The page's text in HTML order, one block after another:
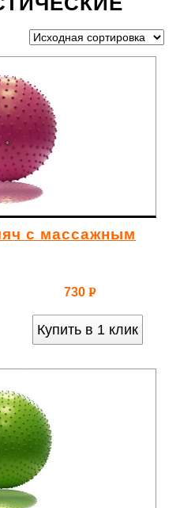
с массажным
730 Р
Купить в 1 клик